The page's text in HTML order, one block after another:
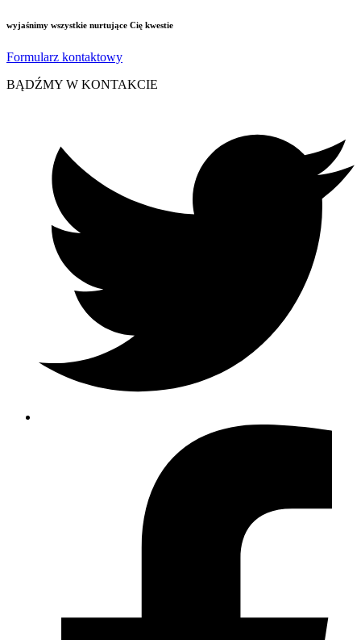
wyjaśnimy wszystkie nurtujące Cię kwestie
Formularz kontaktowy
BĄDŹMY W KONTAKCIE